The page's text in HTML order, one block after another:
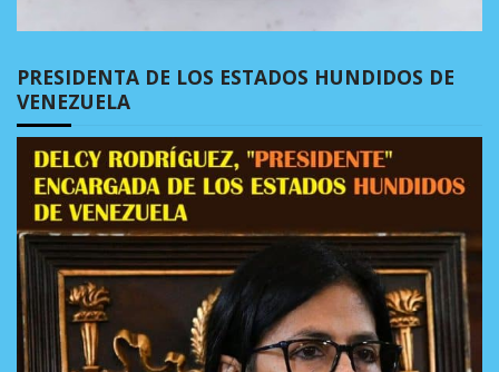
PRESIDENTA DE LOS ESTADOS HUNDIDOS DE
VENEZUELA